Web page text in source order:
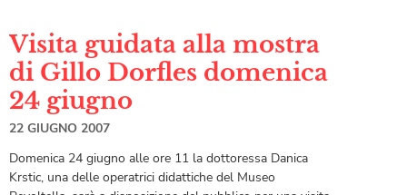
Visita guidata alla mostra
di Gillo Dorfles domenica
24 giugno
22 GIUGNO 2007
Domenica 24 giugno alle ore 11 la dottoressa Danica
Krstic, una delle operatrici didattiche del Museo